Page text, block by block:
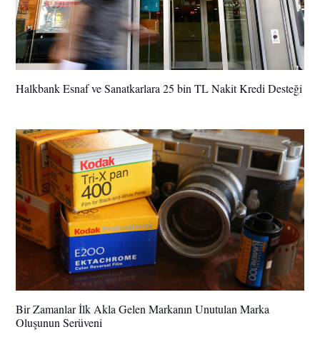
Halkbank Esnaf ve Sanatkarlara 25 bin TL Nakit Kredi Desteği
Bir Zamanlar İlk Akla Gelen Markanın Unutulan Marka
Oluşunun Serüveni